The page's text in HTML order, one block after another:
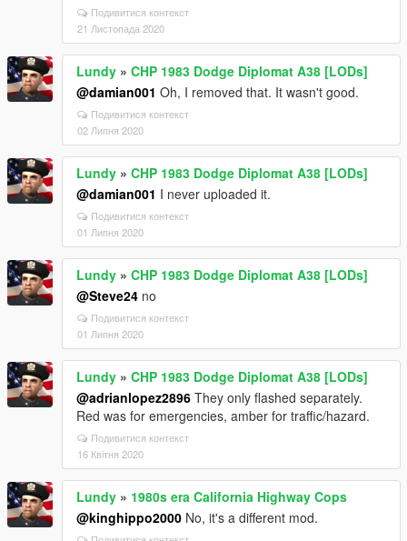
Подивитися контекст
21 Листопада 2020
Lundy » CHP 1983 Dodge Diplomat A38 [LODs]
@damian001 Oh, I removed that. It wasn't good.
Подивитися контекст
02 Липня 2020
Lundy » CHP 1983 Dodge Diplomat A38 [LODs]
@damian001 I never uploaded it.
Подивитися контекст
01 Липня 2020
Lundy » CHP 1983 Dodge Diplomat A38 [LODs]
@Steve24 no
Подивитися контекст
01 Липня 2020
Lundy » CHP 1983 Dodge Diplomat A38 [LODs]
@adrianlopez2896 They only flashed separately.
Red was for emergencies, amber for traffic/hazard.
Подивитися контекст
16 Квітня 2020
Lundy » 1980s era California Highway Cops
@kinghippo2000 No, it's a different mod.